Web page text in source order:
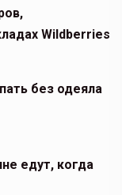
Wildberries
без одеяла
едут, когда